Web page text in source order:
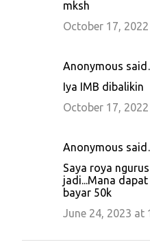
mksh
October 17,
Anonymous
Iya IMB dibalikin
October 17,
Anonymous
Saya roya
jadi...Mana dapat
bayar 50k
June 24, 2023 at